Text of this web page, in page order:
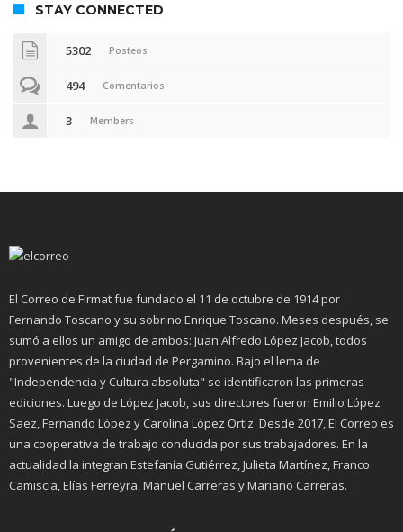
STAY CONNECTED
5302 Posteos
494 Comentarios
3 Members
El Correo de Firmat fue fundado el 11 de octubre de 1914 por
Fernando Toscano y su sobrino Enrique Toscano. Meses después, se
sumó a ellos un amigo de ambos: Juan Alfredo López Jacob, todos
provenientes de la ciudad de Pergamino. Bajo el lema de
"Independencia y Cultura absoluta" se identificaron las primeras
ediciones. Luego de López Jacob, sus directores fueron Emilio López
Saez, Fernando López y Carolina López Ortiz. Desde 2017, El Correo es
una cooperativa de trabajo conducida por sus trabajadores. En la
actualidad la integran Estefanía Gutiérrez, Julieta Martínez, Franco
Camiscia, Elías Ferreyra, Manuel Carreras y Mariano Carreras.